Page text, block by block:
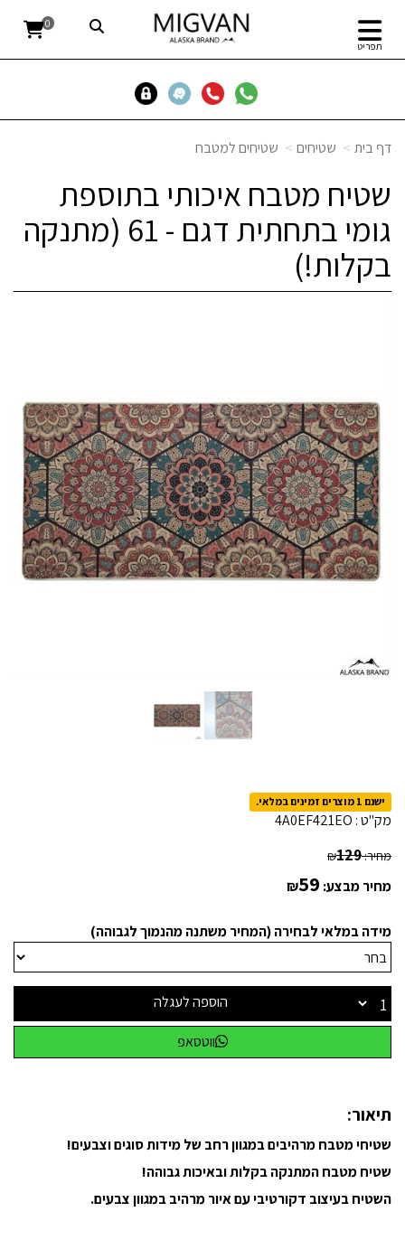
תפריט
0
דף בית שטיחים שטיחים למטבח
שטיח מטבח איכותי בתוספת
גומי בתחתית דגם - 61 (מתנקה
בקלות!)
ישנם 1 מוצרים זמינים במלאי.
מק"ט : 4A0EF421EO
מחיר: ₪129
מחיר מבצע: ₪59
מידה במלאי לבחירה (המחיר משתנה מהנמוך לגבוהה)
הוספה לעגלה
ווטסאפ
תיאור:
שטיחי מטבח מרהיבים במגוון רחב של מידות סוגים וצבעים!
שטיח מטבח המתנקה בקלות ובאיכות גבוהה!
השטיח בעיצוב דקורטיבי עם איור מרהיב במגוון צבעים.